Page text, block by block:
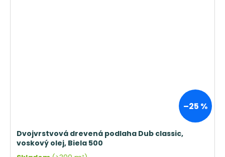
–25 %
Dvojvrstvová drevená podlaha Dub classic,
voskový olej, Biela 500